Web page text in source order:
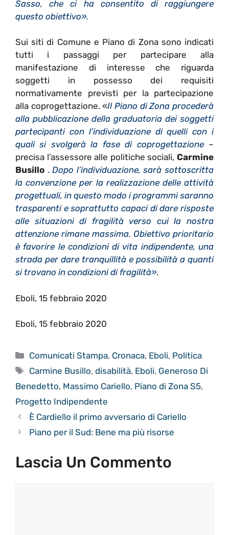
Sasso, che ci ha consentito di raggiungere
questo obiettivo».
Sui siti di Comune e Piano di Zona sono indicati
tutti i passaggi per partecipare alla
manifestazione di interesse che riguarda
soggetti in possesso dei requisiti
normativamente previsti per la partecipazione
alla coprogettazione. «Il Piano di Zona procederà
alla pubblicazione della graduatoria dei soggetti
partecipanti con l’individuazione di quelli con i
quali si svolgerà la fase di coprogettazione–
precisa l’assessore alle politiche sociali, Carmine
Busillo .Dopo l’individuazione, sarà sottoscritta
la convenzione per la realizzazione delle attività
progettuali, in questo modo i programmi saranno
trasparenti e soprattutto capaci di dare risposte
alle situazioni di fragilità verso cui la nostra
attenzione rimane massima. Obiettivo prioritario
è favorire le condizioni di vita indipendente, una
strada per dare tranquillità e possibilità a quanti
si trovano in condizioni di fragilità».
Eboli, 15 febbraio 2020
Eboli, 15 febbraio 2020
Categorie
Comunicati Stampa, Cronaca, Eboli, Politica
Tag
Carmine Busillo,disabilità, Eboli, Generoso Di
Benedetto, Massimo Cariello, Piano di Zona S5,
Progetto Indipendente
È Cardiello il primo avversario di Cariello
Piano per il Sud: Bene ma più risorse
Lascia Un Commento